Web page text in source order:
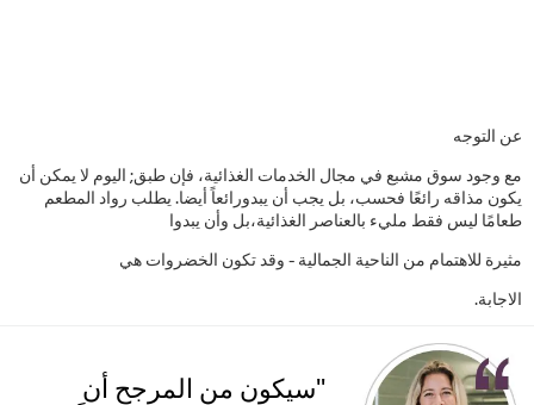
عن التوجه
مع وجود سوق مشبع في مجال الخدمات الغذائية، فإن طبق; اليوم لا يمكن أن
يكون مذاقه رائعًا فحسب، بل يجب أن يبدورائعاً أيضا. يطلب رواد المطعم
طعامًا ليس فقط مليء بالعناصر الغذائية،بل وأن يبدوا
مثيرة للاهتمام من الناحية الجمالية - وقد تكون الخضروات هي
الاجابة.
"سيكون من المرجح أن